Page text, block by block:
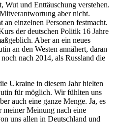
Wut und Enttäuschung verstehen.
aber nicht.
einzelnen Personen festmacht.
der deutschen Politik 16 Jahre
Aber an ein neues
an den Westen annähert, daran
nach 2014, als Russland die
Ukraine in diesem Jahr hielten
für möglich. Wir fühlten uns
auch eine ganze Menge. Ja, es
Meinung nach eine
uns allen in Deutschland und